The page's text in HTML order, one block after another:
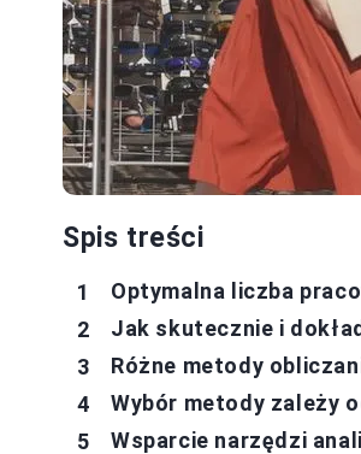
Spis treści
Optymalna liczba
Jak skutecznie i
Różne metody
Wybór metody zależy
Wsparcie narzędzi